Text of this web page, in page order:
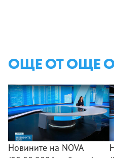
ОЩЕ ОТ ОЩЕ
Новините на NOVA